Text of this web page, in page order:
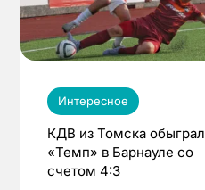
Интересное
КДВ из Томска обыграл
«Темп» в Барнауле со
счетом 4:3